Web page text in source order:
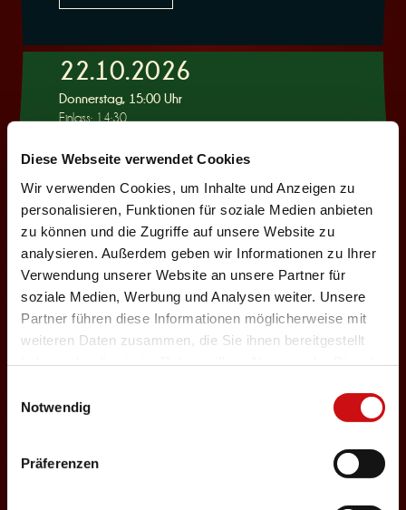
Diese Webseite verwendet Cookies
Wir verwenden Cookies, um Inhalte und Anzeigen zu
personalisieren, Funktionen für soziale Medien anbieten
zu können und die Zugriffe auf unsere Website zu
analysieren. Außerdem geben wir Informationen zu Ihrer
Verwendung unserer Website an unsere Partner für
soziale Medien, Werbung und Analysen weiter. Unsere
Partner führen diese Informationen möglicherweise mit
weiteren Daten zusammen, die Sie ihnen bereitgestellt
Notwendig
Präferenzen
22.10.2026
Donnerstag, 15:00 Uhr
Einlass: 14:30
Wie war das mit
Pinocchio?
Auswählen
22.10.2026
Donnerstag, 19:30 Uhr
Einlass: 18:00
Ur-Rumbelstilzje